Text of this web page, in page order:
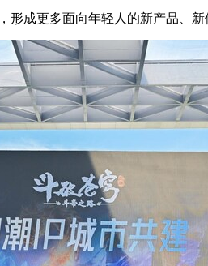
形成更多面向年轻人的新产品、新